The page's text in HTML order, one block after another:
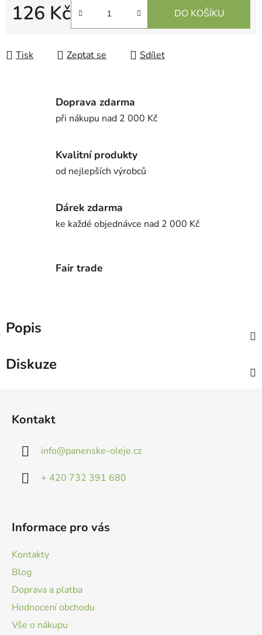
126 Kč DO KOŠÍKU
Tisk Zeptat se Sdílet
Doprava zdarma
při nákupu nad 2 000 Kč
Kvalitní produkty
od nejlepších výrobců
Dárek zdarma
ke každé objednávce nad 2 000 Kč
Fair trade
Popis
Diskuze
Kontakt
info@panenske-oleje.cz
+ 420 732 391 680
Informace pro vás
Kontakty
Blog
Doprava a platba
Hodnocení obchodu
Vše o nákupu